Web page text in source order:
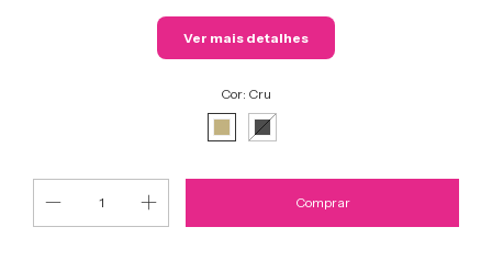
Ver mais detalhes
Cor: Cru